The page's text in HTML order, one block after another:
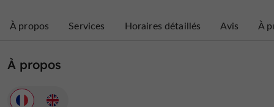
À propos Services Horaires détaillés Avis À
À propos